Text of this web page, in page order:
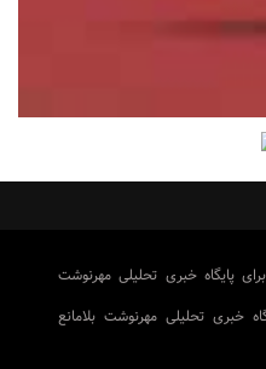
پایگاه خبری تحلیلی مهرنوشت
خبری تحلیلی مهرنوشت بلامانع